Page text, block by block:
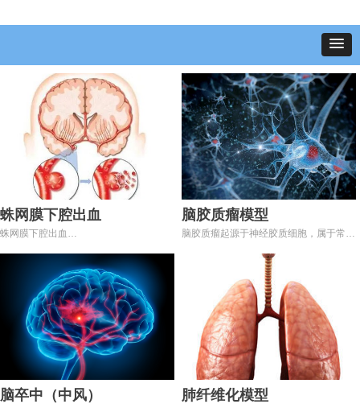
蛛网膜下腔出血
蛛网膜下腔出血
指脑底部或脑表面的病变血管破裂，血液
直接流入蛛网膜下腔引起的一种临床综合
征，又称为原发性蛛网膜下腔出血，约占
急性脑卒中的10%，是一种非常严重的常
见疾病。还可见因脑实质内，脑室出血，
硬膜外或硬膜下血管破裂，血液穿破脑组
织流入蛛网膜下腔，称为继发性蛛网膜下
腔出血。
脑胶质瘤模型
脑胶质瘤起源于神经胶质细胞，属于常见
胞瘤最为常见，胶质瘤发病率约
为 5. 26/10 万。脑胶质瘤易浸润生长，
对周围神经组织破坏性较大，大多数患者
确诊时已处于中晚期，手术难以完全切
除，故而患者预后较差。临床上，患者主
要表现为颅内压增高,如呕吐、头痛、视
乳头水肿等，以及其他局部神经损伤。因
此, 选择一种有效的动物模型是研究脑胶
质瘤发病机制及其治疗方法的关键。
脑卒中（中风） 肺纤维化模型